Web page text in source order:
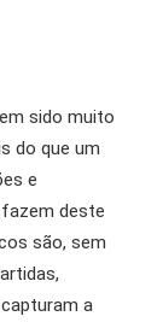
sido muito
do que um
e
deste
são, sem
a